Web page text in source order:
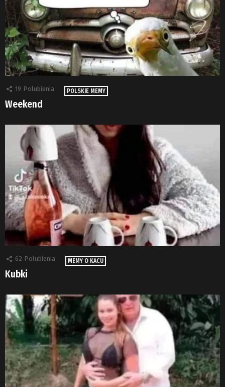
19 Polubienia POLSKIE MEMY
Weekend
62 Polubienia MEMY O KACU
Kubki